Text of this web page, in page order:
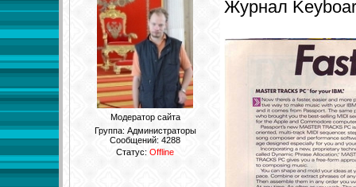
Модератор сайта
Группа: Администраторы
Сообщений:4288
Статус:Offline
Журнал